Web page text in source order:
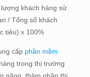
khách hàng sử
/ Tổng số khách
tiêu) x 100%
cấp phần mềm
trong thị trường